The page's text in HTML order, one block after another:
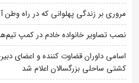
مروری بر زندگی پهلوانی که در راه وطن
نصب تصاویر خانواده خادم در کمپ
اسامی داوران قضاوت کننده و اعضای
کشتی ساحلی بزرگسالان اعلام شد